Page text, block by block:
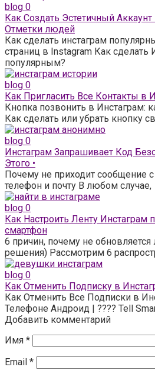
blog 0
Как Создать Эстетичный Аккаунт
Отметки людей
Как сделать инстаграм
страниц в Instagram Как сделать
популярным?
blog 0
Как Пригласить Все Контакты в
Кнопка позвонить в Инстаграм:
Как сделать или убрать кнопку
blog 0
Инстаграм Запрашивает Код
Этого •
Почему не приходит сообщение
телефон и почту В любом случае,
blog 0
Как Настроить Ленту Инстаграм
смартфон
6 причин, почему не обновляется
решения) Рассмотрим 6
blog 0
Как Отменить Подписку в
Как Отменить Все Подписки в
Телефоне Андроид | ???? Tell
Добавить комментарий
Имя *
Email *